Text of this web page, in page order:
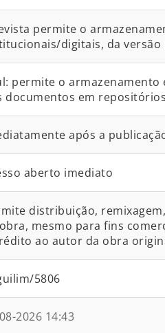
permite o
digitais, da
permite o armazenamento
documentos em
após a
aberto imediato
distribuição,
mesmo para fins
ao autor da obra
5806
2026 14:43